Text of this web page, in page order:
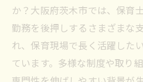
か？大阪府茨木市では、保育
勤務を後押しするさまざまな
れ、保育現場で長く活躍した
ています。多様な制度や取り